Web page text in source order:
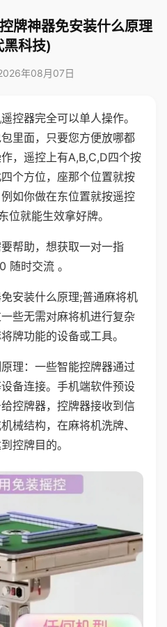
牌神器免安装什么原理
黑科技)
年08月07日
控器完全可以单人操作。
里面，只要您方便放哪都
，遥控上有A,B,C,D四个按
个方位，座那个位置就按
如你做在东位置就按遥控
位就能生效拿好牌。
帮助，想获取一对一指
随时交流 。
安装什么原理;普通麻将机
些无需对麻将机进行复杂
牌功能的设备或工具。
理：一些智能控牌器通过
备连接。手机端软件预设
控牌器，控牌器接收到信
械结构，在麻将机洗牌、
控牌目的。